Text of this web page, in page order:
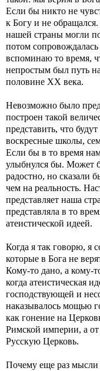
Если бы никто не
к Богу и не
нашей страны могли
потом
вспоминаю то время,
непростым был путь
половине XX века.
Невозможно было
построен такой
представить, что
воскресные школы,
Если бы в то время
улыбнулся бы. Может
радостно, но сказали
чем на реальность.
представляет наша
представляла в то
атеистической идеей.
Когда я так говорю, я
которые в Бога не
Кому-то дано, а кому-
когда атеистическая
господствующей и
наказывалось мощью
как гонение на
Римской империи, а
Русскую Церковь.
Почему еще раз мысли